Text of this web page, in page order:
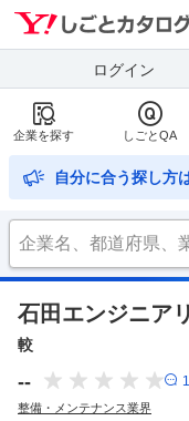
ログイン
企業を探す しごとQA
自分に合う探し方
石田エンジニア
較
--
整備・メンテナンス業界